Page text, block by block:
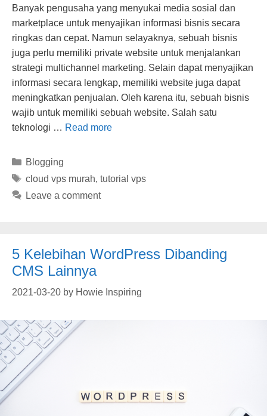
Banyak pengusaha yang menyukai media sosial dan
marketplace untuk menyajikan informasi bisnis secara
ringkas dan cepat. Namun selayaknya, sebuah bisnis
juga perlu memiliki private website untuk menjalankan
strategi multichannel marketing. Selain dapat menyajikan
informasi secara lengkap, memiliki website juga dapat
meningkatkan penjualan. Oleh karena itu, sebuah bisnis
wajib untuk memiliki sebuah website. Salah satu
teknologi … Read more
Categories
Blogging
Tags
cloud vps murah, tutorial vps
Leave a comment
5 Kelebihan WordPress Dibanding
CMS Lainnya
2021-03-20 by Howie Inspiring